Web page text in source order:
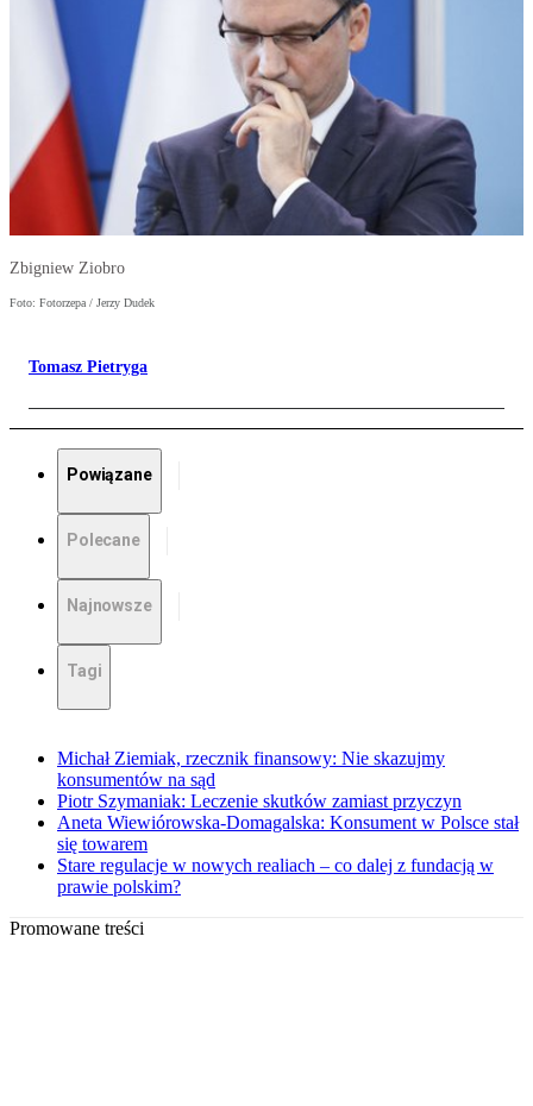
Zbigniew Ziobro
Foto: Fotorzepa / Jerzy Dudek
Tomasz Pietryga
Powiązane
Polecane
Najnowsze
Tagi
Michał Ziemiak, rzecznik finansowy: Nie skazujmy
konsumentów na sąd
Piotr Szymaniak: Leczenie skutków zamiast przyczyn
Aneta Wiewiórowska-Domagalska: Konsument w Polsce stał
się towarem
Stare regulacje w nowych realiach – co dalej z fundacją w
prawie polskim?
Promowane treści